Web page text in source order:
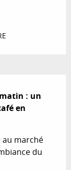
: un
en
marché
du